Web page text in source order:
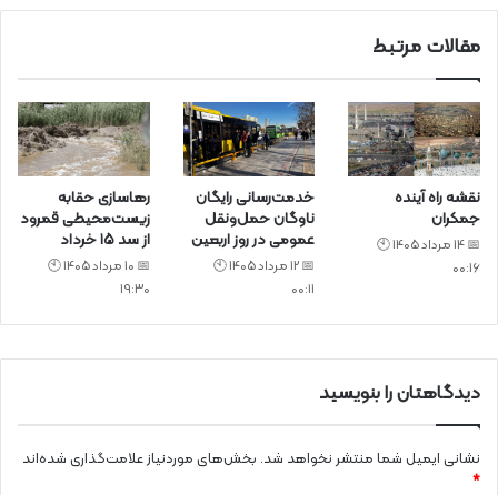
مقالات مرتبط
نقشه راه آینده
جمکران
📅 14 مرداد 1405 🕙
00:16
خدمت‌رسانی رایگان
ناوگان حمل‌ونقل
عمومی در روز اربعین
📅 12 مرداد 1405 🕙
00:11
رهاسازی حقابه
زیست‌محیطی قمرود
از سد ۱۵ خرداد
📅 10 مرداد 1405 🕙
19:30
دیدگاهتان را بنویسید
نشانی ایمیل شما منتشر نخواهد شد. بخش‌های موردنیاز علامت‌گذاری شده‌اند
*